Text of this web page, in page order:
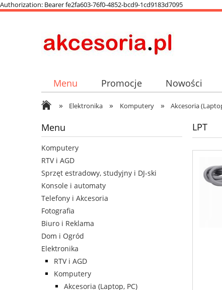
Authorization: Bearer fe2fa603-76f0-4852-bcd9-1cd9183d7095
Menu Promocje Nowości
» Elektronika » Komputery » Akcesoria
Menu
Komputery
RTV i AGD
Sprzęt estradowy, studyjny i DJ-ski
Konsole i automaty
Telefony i Akcesoria
Fotografia
Biuro i Reklama
Dom i Ogród
Elektronika
RTV i AGD
Komputery
Akcesoria (Laptop, PC)
LPT